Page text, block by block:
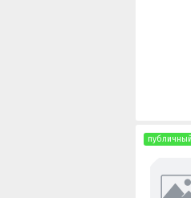
публичный